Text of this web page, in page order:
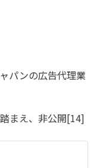
パンの広告代理業
まえ、非公開[14]